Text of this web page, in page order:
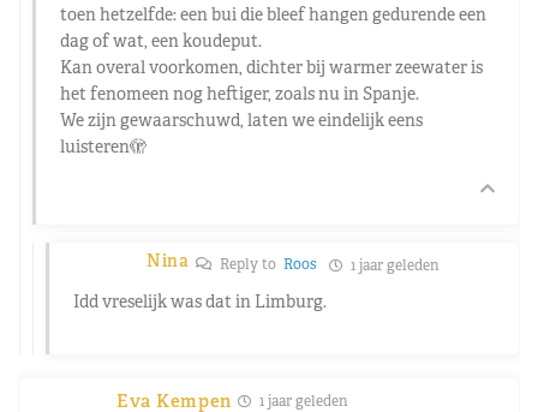
toen hetzelfde: een bui die bleef hangen gedurende een
dag of wat, een koudeput.
Kan overal voorkomen, dichter bij warmer zeewater is
het fenomeen nog heftiger, zoals nu in Spanje.
We zijn gewaarschuwd, laten we eindelijk eens
luisteren🫣
Nina Reply to Roos 1 jaar geleden
Idd vreselijk was dat in Limburg.
Eva Kempen 1 jaar geleden